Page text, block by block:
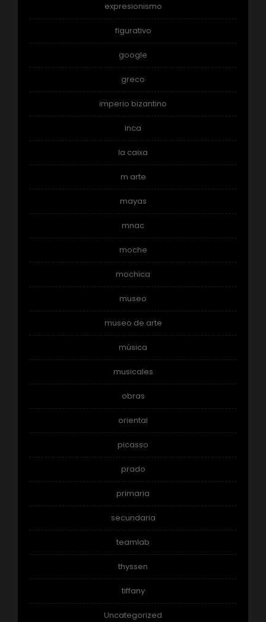
expresionismo
figurativo
google
greco
imperio bizantino
inca
la caixa
m arte
mayas
mnac
moche
mochica
museo
museo de arte
música
musicales
obras
oriental
picasso
prado
primaria
secundaria
teamlab
thyssen
tiffany
Uncategorized